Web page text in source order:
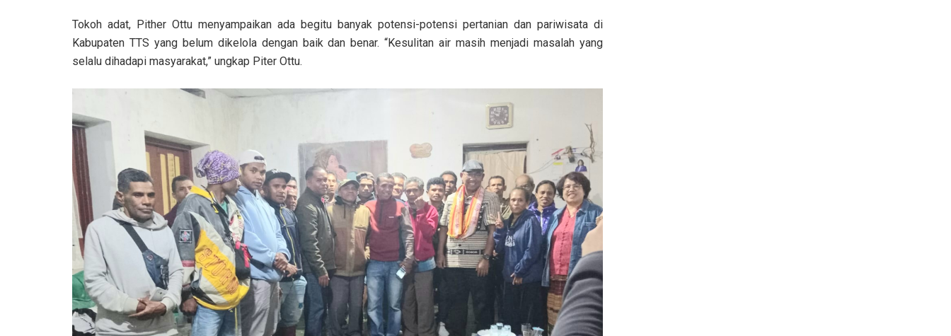
Tokoh adat, Pither Ottu menyampaikan ada begitu banyak potensi-potensi pertanian dan pariwisata di
Kabupaten TTS yang belum dikelola dengan baik dan benar. “Kesulitan air masih menjadi masalah yang
selalu dihadapi masyarakat,” ungkap Piter Ottu.